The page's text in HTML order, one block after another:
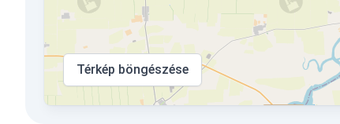
Térkép böngészése